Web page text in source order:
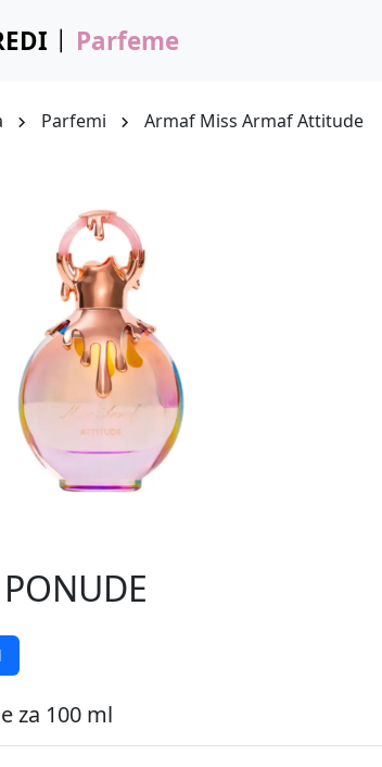
Parfeme
Parfemi Armaf Miss Armaf Attitude
za 100 ml